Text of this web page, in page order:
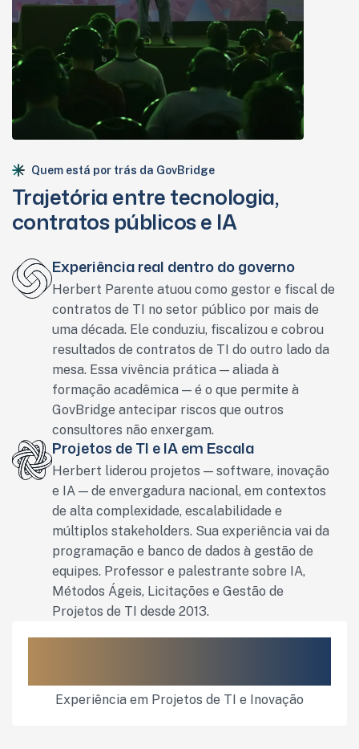
Quem está por trás da GovBridge
Trajetória entre tecnologia,
contratos públicos e IA
Experiência real dentro do governo
Herbert Parente atuou como gestor e fiscal de
contratos de TI no setor público por mais de
uma década. Ele conduziu, fiscalizou e cobrou
resultados de contratos de TI do outro lado da
mesa. Essa vivência prática — aliada à
formação acadêmica — é o que permite à
GovBridge antecipar riscos que outros
consultores não enxergam.
Projetos de TI e IA em Escala
Herbert liderou projetos — software, inovação
e IA — de envergadura nacional, em contextos
de alta complexidade, escalabilidade e
múltiplos stakeholders. Sua experiência vai da
programação e banco de dados à gestão de
equipes. Professor e palestrante sobre IA,
Métodos Ágeis, Licitações e Gestão de
Projetos de TI desde 2013.
Experiência em Projetos de TI e Inovação